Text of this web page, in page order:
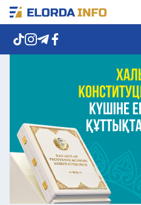
Елорда жаңалықтары
Саясат
Әлеумет
Экономика
Спорт
Мәдениет